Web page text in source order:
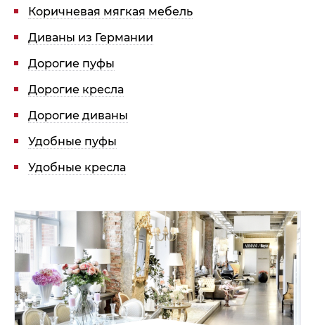
Коричневая мягкая мебель
Диваны из Германии
Дорогие пуфы
Дорогие кресла
Дорогие диваны
Удобные пуфы
Удобные кресла